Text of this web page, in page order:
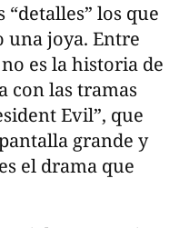
los que
una joya. Entre
es la historia de
con las tramas
Evil”, que
grande y
el drama que